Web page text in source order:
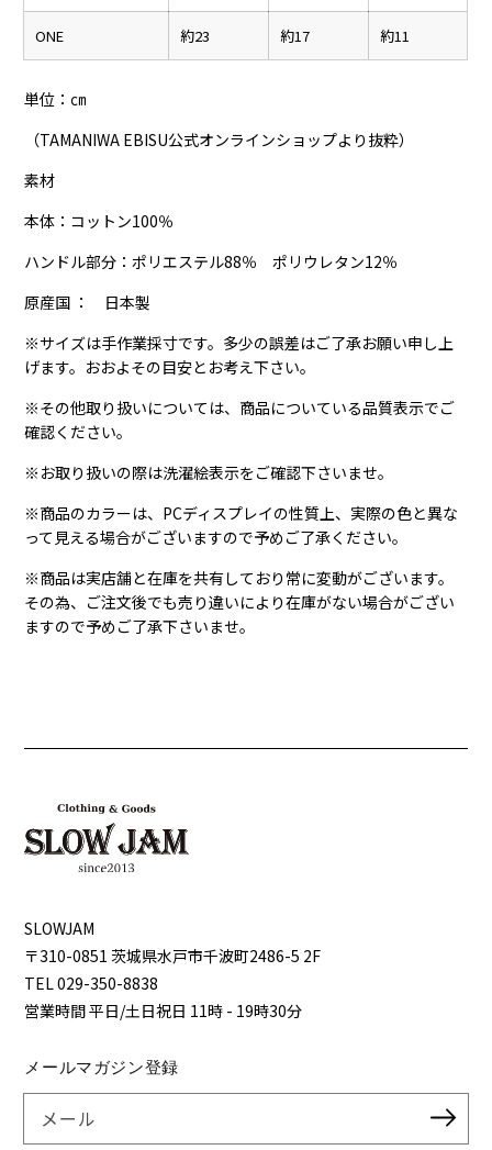
ONE 約23 約17 約11
単位：㎝
（TAMANIWA EBISU公式オンラインショップより抜粋）
素材
本体：コットン100％
ハンドル部分：ポリエステル88％ ポリウレタン12％
原産国 ： 日本製
※サイズは手作業採寸です。多少の誤差はご了承お願い申し上
げます。おおよその目安とお考え下さい。
※その他取り扱いについては、商品についている品質表示でご
確認ください。
※お取り扱いの際は洗濯絵表示をご確認下さいませ。
※商品のカラーは、PCディスプレイの性質上、実際の色と異な
って見える場合がございますので予めご了承ください。
※商品は実店舗と在庫を共有しており常に変動がございます。
その為、ご注文後でも売り違いにより在庫がない場合がござい
ますので予めご了承下さいませ。
SLOWJAM
〒310-0851 茨城県⽔⼾市千波町2486-5 2F
TEL 029-350-8838
営業時間 平⽇/⼟⽇祝⽇ 11時 - 19時30分
メールマガジン登録
メール